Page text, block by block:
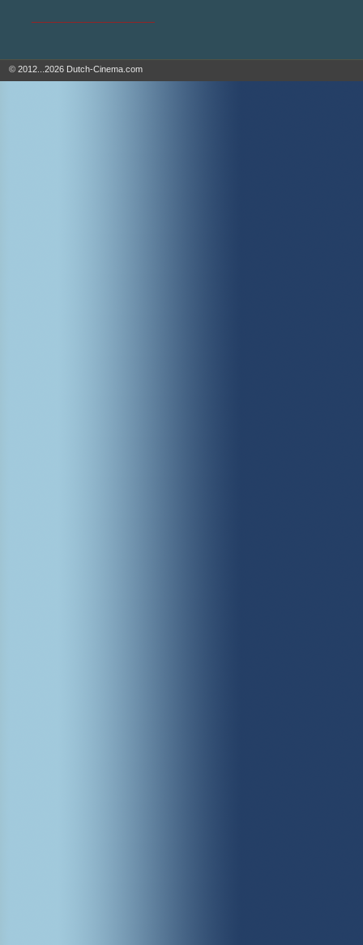
© 2012...2026 Dutch-Cinema.com